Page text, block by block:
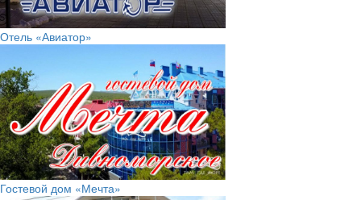
Отель «Авиатор»
Гостевой дом «Мечта»